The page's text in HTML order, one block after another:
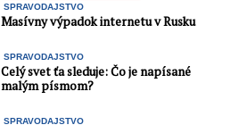
SPRAVODAJSTVO
Masívny výpadok internetu v Rusku
SPRAVODAJSTVO
Celý svet ťa sleduje: Čo je napísané
malým písmom?
SPRAVODAJSTVO